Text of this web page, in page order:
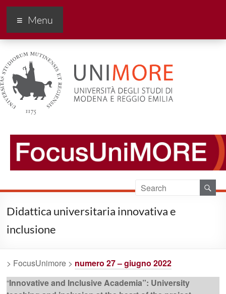
FocusUnimore
Menu
Didattica universitaria innovativa e
inclusione
> FocusUnimore > numero 27 – giugno 2022
“Innovative and Inclusive Academia”: University